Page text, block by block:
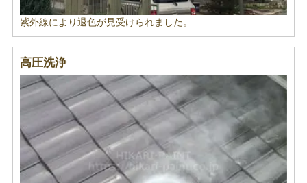
紫外線により退色が見受けられました。
高圧洗浄